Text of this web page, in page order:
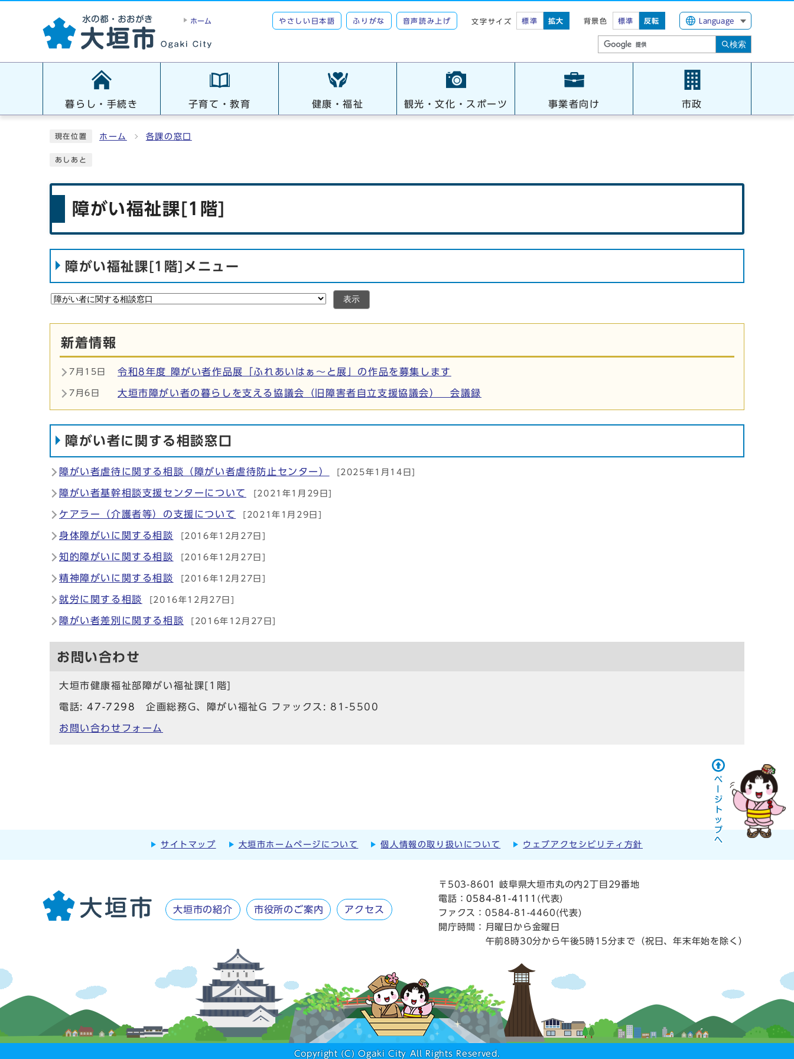
ホーム やさしい日本語 ふりがな 音声読み上げ 文字サイズ 標準 拡大 背景色 標準 反転 Language
検索
暮らし・手続き 子育て・教育 健康・福祉 観光・文化・スポーツ 事業者向け 市政
現在位置 ホーム 各課の窓口
あしあと
障がい福祉課[1階]
障がい福祉課[1階]メニュー
表示
新着情報
7月15日 令和8年度 障がい者作品展「ふれあいはぁ〜と展」の作品を募集します
7月6日 大垣市障がい者の暮らしを支える協議会（旧障害者自立支援協議会） 会議録
障がい者に関する相談窓口
障がい者虐待に関する相談（障がい者虐待防止センター） [2025年1月14日]
障がい者基幹相談支援センターについて [2021年1月29日]
ケアラー（介護者等）の支援について [2021年1月29日]
身体障がいに関する相談 [2016年12月27日]
知的障がいに関する相談 [2016年12月27日]
精神障がいに関する相談 [2016年12月27日]
就労に関する相談 [2016年12月27日]
障がい者差別に関する相談 [2016年12月27日]
お問い合わせ
大垣市健康福祉部障がい福祉課[1階]
電話:47-7298 企画総務G、障がい福祉G ファックス: 81-5500
お問い合わせフォーム
サイトマップ 大垣市ホームページについて 個人情報の取り扱いについて ウェブアクセシビリティ方針
大垣市の紹介 市役所のご案内 アクセス
〒503-8601 岐阜県大垣市丸の内2丁目29番地
電話：0584-81-4111 (代表)
ファクス：0584-81-4460(代表)
開庁時間：
月曜日から金曜日
午前8時30分から午後5時15分まで（祝日、年末年始を除く）
Copyright (C) Ogaki City All Rights Reserved.